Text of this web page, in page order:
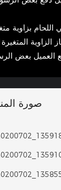
الزاوية
العميل بعض
صورة